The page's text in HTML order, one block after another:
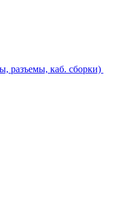
разъемы, каб. сборки)